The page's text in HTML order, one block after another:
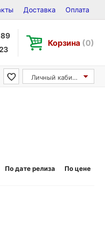
Доставка Оплата
Корзина (0)
Личный кабинет
По дате релиза По цене